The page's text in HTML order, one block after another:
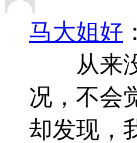
马大姐好
从来没
况，不会
却发现